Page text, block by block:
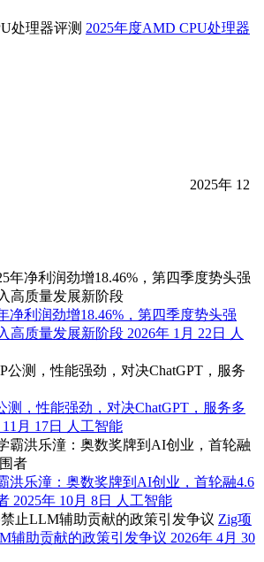
2025年度AMD CPU处理器
2025年 12
净利润劲增18.46%，第四季度势头强
高质量发展新阶段 2026年 1月 22日
人
测，性能强劲，对决ChatGPT，服务多
月 17日 人工智能
洪乐潼：奥数奖牌到AI创业，首轮融4.6
2025年 10月 8日
人工智能
Zig项
辅助贡献的政策引发争议 2026年 4月 30